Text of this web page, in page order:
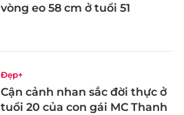
vòng eo 58 cm ở tuổi 51
Đẹp+
Cận cảnh nhan sắc đời thực ở
tuổi 20 của con gái MC Thanh